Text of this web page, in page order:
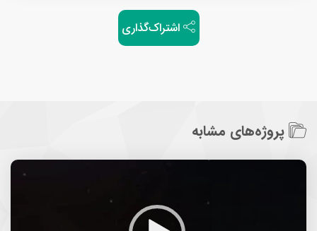
اشتراک‌گذاری
پروژه‌های مشابه